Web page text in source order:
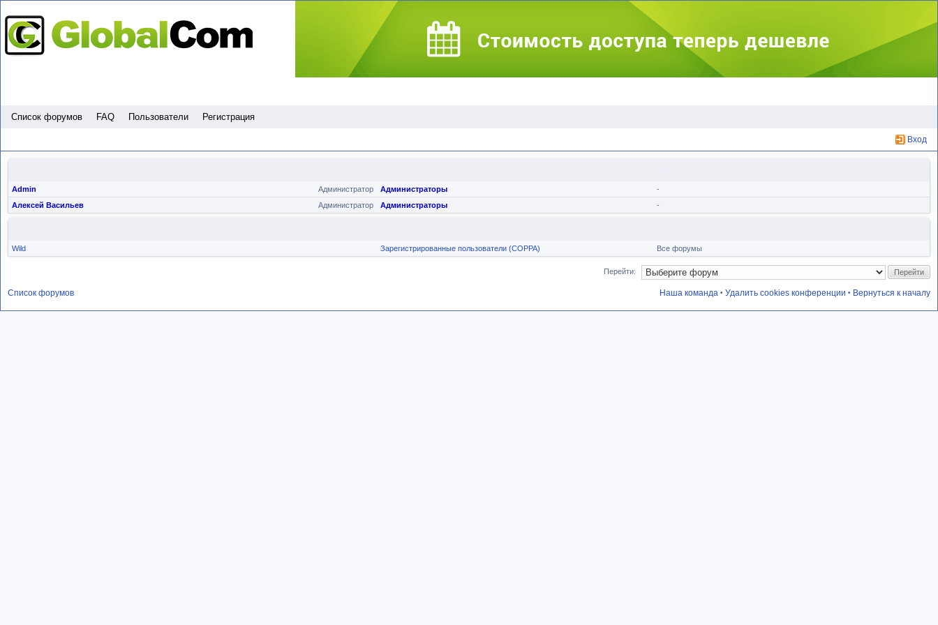
Список форумов FAQ Пользователи Регистрация
Вход
Администратор
Admin Администраторы
-
Администратор
Алексей Васильев Администраторы -
Wild Зарегистрированные пользователи (COPPA) Все форумы
Перейти:
Список форумов • Вернуться к началу
• Удалить cookies конференции
Наша команда